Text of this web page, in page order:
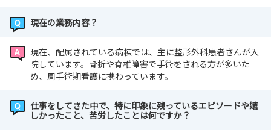
現在の業務内容？
現在、配属されている病棟では、主に整形外科患者さんが入
院しています。骨折や脊椎障害で手術をされる方が多いた
め、周手術期看護に携わっています。
仕事をしてきた中で、特に印象に残っているエピソードや嬉
しかったこと、苦労したことは何ですか？